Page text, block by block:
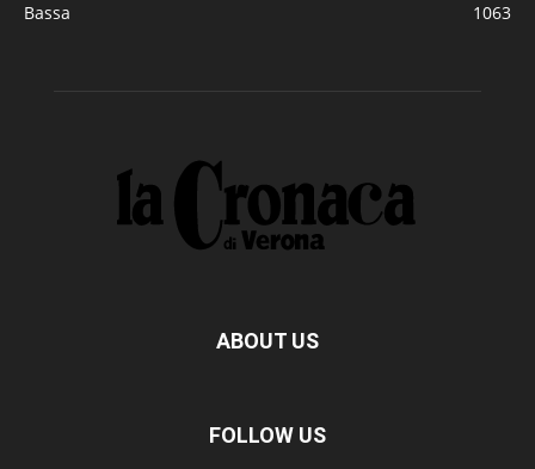
Bassa
1063
ABOUT US
FOLLOW US